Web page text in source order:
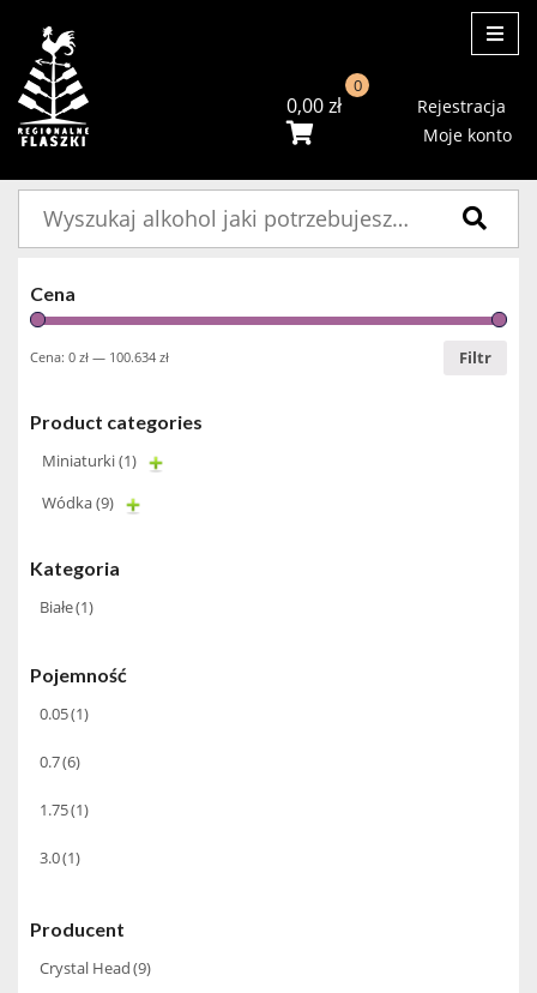
0,00zł
0
Rejestracja
Moje konto
Cena
Filtr
Cena: 0 zł — 100.634 zł
Product categories
Miniaturki(1)
Wódka(9)
Kategoria
Białe(1)
Pojemność
0.05(1)
0.7(6)
1.75(1)
3.0(1)
Producent
Crystal Head(9)